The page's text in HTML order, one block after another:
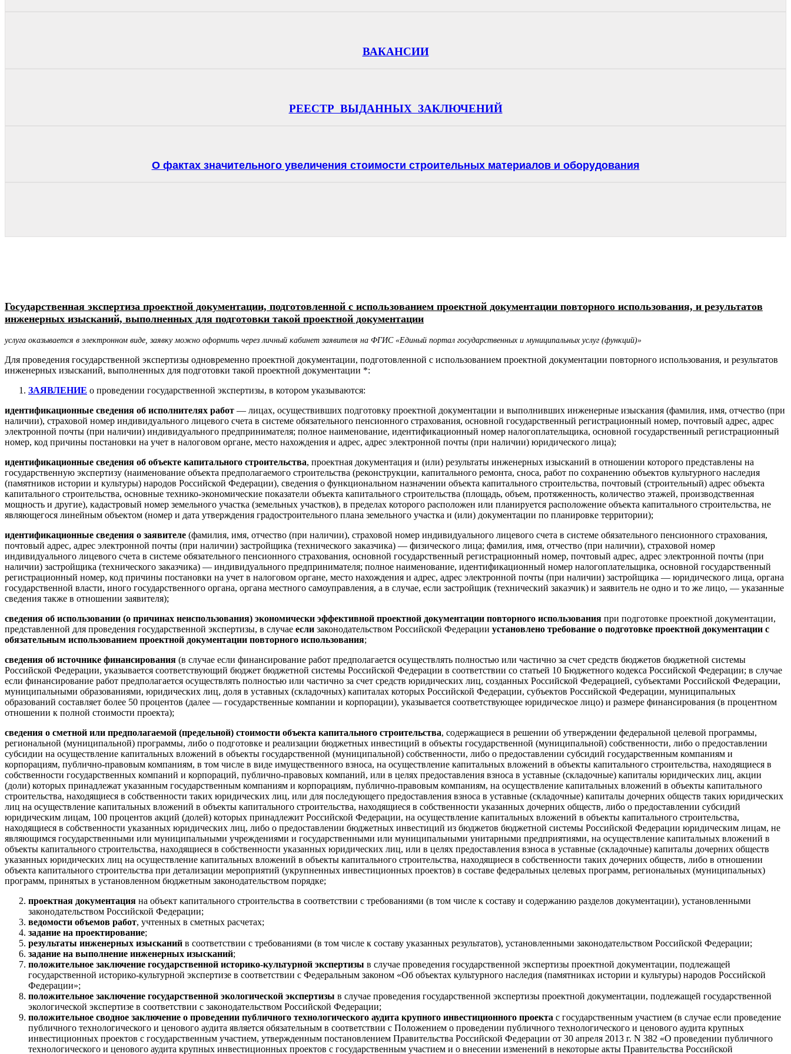
ВАКАНСИИ
РЕЕСТР ВЫДАННЫХ ЗАКЛЮЧЕНИЙ
О фактах значительного увеличения стоимости строительных материалов и оборудования
Государственная экспертиза проектной документации, подготовленной с использованием проектной документации повторного использования, и результатов
инженерных изысканий, выполненных для подготовки такой проектной документации
услуга оказывается в электронном виде, заявку можно оформить через личный кабинет заявителя на ФГИС «Единый портал государственных и муниципальных услуг (функций)»
Для проведения государственной экспертизы одновременно проектной документации, подготовленной с использованием проектной документации повторного использования, и результатов
инженерных изысканий, выполненных для подготовки такой проектной документации *:
ЗАЯВЛЕНИЕ о проведении государственной экспертизы, в котором указываются:
идентификационные сведения об исполнителях работ — лицах, осуществивших подготовку проектной документации и выполнивших инженерные изыскания (фамилия, имя, отчество (при
наличии), страховой номер индивидуального лицевого счета в системе обязательного пенсионного страхования, основной государственный регистрационный номер, почтовый адрес, адрес
электронной почты (при наличии) индивидуального предпринимателя; полное наименование, идентификационный номер налогоплательщика, основной государственный регистрационный
номер, код причины постановки на учет в налоговом органе, место нахождения и адрес, адрес электронной почты (при наличии) юридического лица);
идентификационные сведения об объекте капитального строительства, проектная документация и (или) результаты инженерных изысканий в отношении которого представлены на
государственную экспертизу (наименование объекта предполагаемого строительства (реконструкции, капитального ремонта, сноса, работ по сохранению объектов культурного наследия
(памятников истории и культуры) народов Российской Федерации), сведения о функциональном назначении объекта капитального строительства, почтовый (строительный) адрес объекта
капитального строительства, основные технико-экономические показатели объекта капитального строительства (площадь, объем, протяженность, количество этажей, производственная
мощность и другие), кадастровый номер земельного участка (земельных участков), в пределах которого расположен или планируется расположение объекта капитального строительства, не
являющегося линейным объектом (номер и дата утверждения градостроительного плана земельного участка и (или) документации по планировке территории);
идентификационные сведения о заявителе (фамилия, имя, отчество (при наличии), страховой номер индивидуального лицевого счета в системе обязательного пенсионного страхования,
почтовый адрес, адрес электронной почты (при наличии) застройщика (технического заказчика) — физического лица; фамилия, имя, отчество (при наличии), страховой номер
индивидуального лицевого счета в системе обязательного пенсионного страхования, основной государственный регистрационный номер, почтовый адрес, адрес электронной почты (при
наличии) застройщика (технического заказчика) — индивидуального предпринимателя; полное наименование, идентификационный номер налогоплательщика, основной государственный
регистрационный номер, код причины постановки на учет в налоговом органе, место нахождения и адрес, адрес электронной почты (при наличии) застройщика — юридического лица, органа
государственной власти, иного государственного органа, органа местного самоуправления, а в случае, если застройщик (технический заказчик) и заявитель не одно и то же лицо, — указанные
сведения также в отношении заявителя);
сведения об использовании (о причинах неиспользования) экономически эффективной проектной документации повторного использования при подготовке проектной документации,
представленной для проведения государственной экспертизы, в случае если законодательством Российской Федерации установлено требование о подготовке проектной документации с
обязательным использованием проектной документации повторного использования;
сведения об источнике финансирования (в случае если финансирование работ предполагается осуществлять полностью или частично за счет средств бюджетов бюджетной системы
Российской Федерации, указывается соответствующий бюджет бюджетной системы Российской Федерации в соответствии со статьей 10 Бюджетного кодекса Российской Федерации; в случае
если финансирование работ предполагается осуществлять полностью или частично за счет средств юридических лиц, созданных Российской Федерацией, субъектами Российской Федерации,
муниципальными образованиями, юридических лиц, доля в уставных (складочных) капиталах которых Российской Федерации, субъектов Российской Федерации, муниципальных
образований составляет более 50 процентов (далее — государственные компании и корпорации), указывается соответствующее юридическое лицо) и размере финансирования (в процентном
отношении к полной стоимости проекта);
сведения о сметной или предполагаемой (предельной) стоимости объекта капитального строительства, содержащиеся в решении об утверждении федеральной целевой программы,
региональной (муниципальной) программы, либо о подготовке и реализации бюджетных инвестиций в объекты государственной (муниципальной) собственности, либо о предоставлении
субсидии на осуществление капитальных вложений в объекты государственной (муниципальной) собственности, либо о предоставлении субсидий государственным компаниям и
корпорациям, публично-правовым компаниям, в том числе в виде имущественного взноса, на осуществление капитальных вложений в объекты капитального строительства, находящиеся в
собственности государственных компаний и корпораций, публично-правовых компаний, или в целях предоставления взноса в уставные (складочные) капиталы юридических лиц, акции
(доли) которых принадлежат указанным государственным компаниям и корпорациям, публично-правовым компаниям, на осуществление капитальных вложений в объекты капитального
строительства, находящиеся в собственности таких юридических лиц, или для последующего предоставления взноса в уставные (складочные) капиталы дочерних обществ таких юридических
лиц на осуществление капитальных вложений в объекты капитального строительства, находящиеся в собственности указанных дочерних обществ, либо о предоставлении субсидий
юридическим лицам, 100 процентов акций (долей) которых принадлежит Российской Федерации, на осуществление капитальных вложений в объекты капитального строительства,
находящиеся в собственности указанных юридических лиц, либо о предоставлении бюджетных инвестиций из бюджетов бюджетной системы Российской Федерации юридическим лицам, не
являющимся государственными или муниципальными учреждениями и государственными или муниципальными унитарными предприятиями, на осуществление капитальных вложений в
объекты капитального строительства, находящиеся в собственности указанных юридических лиц, или в целях предоставления взноса в уставные (складочные) капиталы дочерних обществ
указанных юридических лиц на осуществление капитальных вложений в объекты капитального строительства, находящиеся в собственности таких дочерних обществ, либо в отношении
объекта капитального строительства при детализации мероприятий (укрупненных инвестиционных проектов) в составе федеральных целевых программ, региональных (муниципальных)
программ, принятых в установленном бюджетным законодательством порядке;
проектная документация на объект капитального строительства в соответствии с требованиями (в том числе к составу и содержанию разделов документации), установленными
законодательством Российской Федерации;
ведомости объемов работ, учтенных в сметных расчетах;
задание на проектирование;
результаты инженерных изысканий в соответствии с требованиями (в том числе к составу указанных результатов), установленными законодательством Российской Федерации;
задание на выполнение инженерных изысканий;
положительное заключение государственной историко-культурной экспертизы в случае проведения государственной экспертизы проектной документации, подлежащей
государственной историко-культурной экспертизе в соответствии с Федеральным законом «Об объектах культурного наследия (памятниках истории и культуры) народов Российской
Федерации»;
положительное заключение государственной экологической экспертизы в случае проведения государственной экспертизы проектной документации, подлежащей государственной
экологической экспертизе в соответствии с законодательством Российской Федерации;
положительное сводное заключение о проведении публичного технологического аудита крупного инвестиционного проекта с государственным участием (в случае если проведение
публичного технологического и ценового аудита является обязательным в соответствии с Положением о проведении публичного технологического и ценового аудита крупных
инвестиционных проектов с государственным участием, утвержденным постановлением Правительства Российской Федерации от 30 апреля 2013 г. N 382 «О проведении публичного
технологического и ценового аудита крупных инвестиционных проектов с государственным участием и о внесении изменений в некоторые акты Правительства Российской